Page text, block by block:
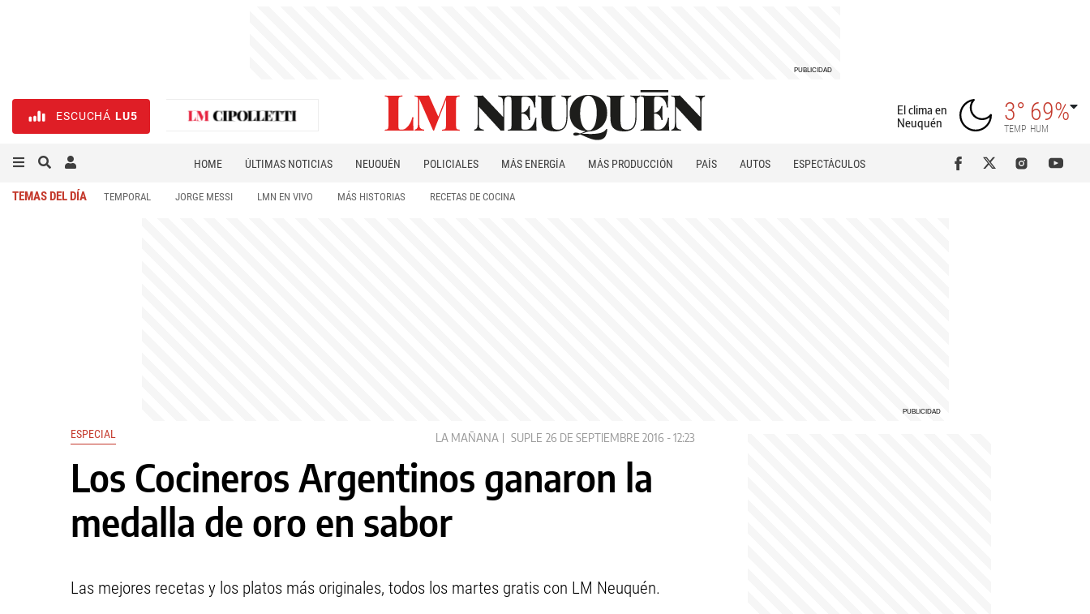
ESCUCHÁ LU5
El clima en
Neuquén
3°
TEMP
69%
HUM
HOME ÚLTIMAS NOTICIAS NEUQUÉN POLICIALES MÁS ENERGÍA MÁS PRODUCCIÓN PAÍS AUTOS
ESPECTÁCULOS
TEMAS DEL DÍA TEMPORAL JORGE MESSI LMN EN VIVO MÁS HISTORIAS RECETAS DE COCINA
ESPECIAL LA MAÑANA SUPLE 26 DE SEPTIEMBRE 2016 - 12:23
Los Cocineros Argentinos ganaron la
medalla de oro en sabor
Las mejores recetas y los platos más originales, todos los martes gratis con LM Neuquén.